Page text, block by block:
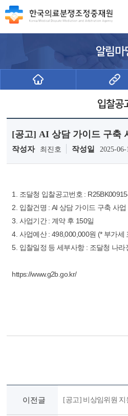
알림마
입찰공
[공고] AI 상담 가이드 구축
작성자 최진호 작성일 2025-06-
1. 조달청 입찰공고번호 :
2. 입찰건명 : AI 상담 가이드 구축 사업
3. 사업기간 : 계약 후 150일
4. 사업예산 : 498,000,000원 (* 부가세
5. 입찰일정 등 세부사항 : 조달청 나라
https://www.g2b.go.kr/
이전글 [공고] 비상임위원 지